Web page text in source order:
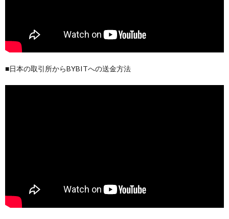
■日本の取引所からBYBITへの送金方法